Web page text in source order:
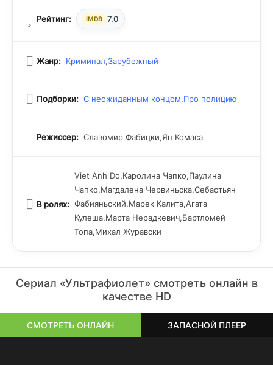
Рейтинг: IMDB 7.0
Жанр: Криминал,Зарубежный
Подборки: С неожиданным концом,Про полицию
Режиссер: Славомир Фабицки,Ян Комаса
В ролях:
Viet Anh Do,Каролина Чапко,Паулина
Чапко,Магдалена Червиньска,Себастьян
Фабияньский,Марек Калита,Агата
Кулеша,Марта Нерадкевич,Бартломей
Топа,Михал Журавски
Сериал «Ультрафиолет» смотреть онлайн в
качестве HD
СМОТРЕТЬ ОНЛАЙН ЗАПАСНОЙ ПЛЕЕР